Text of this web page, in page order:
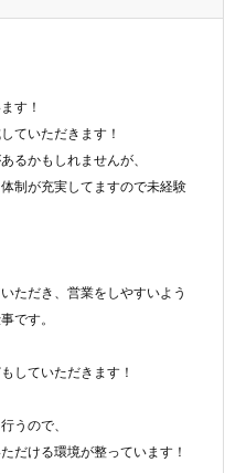
す！
ていただきます！
るかもしれませんが、
制が充実してますので未経験
ただき、営業をしやすいよう
です。
していただきます！
うので、
だける環境が整っています！